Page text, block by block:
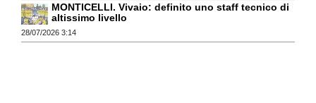
MONTICELLI. Vivaio: definito uno staff tecnico di
altissimo livello
28/07/2026 3:14